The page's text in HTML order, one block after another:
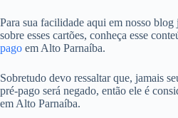
Para sua facilidade aqui em nosso
sobre esses cartões, conheça esse
pago em Alto Parnaíba.
Sobretudo devo ressaltar que, jamais
pré-pago será negado, então ele é
em Alto Parnaíba.